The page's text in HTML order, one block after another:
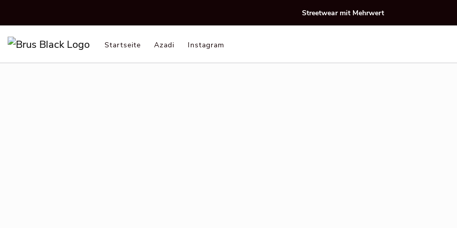
Streetwear mit Mehrwert
Startseite Azadi Instagram